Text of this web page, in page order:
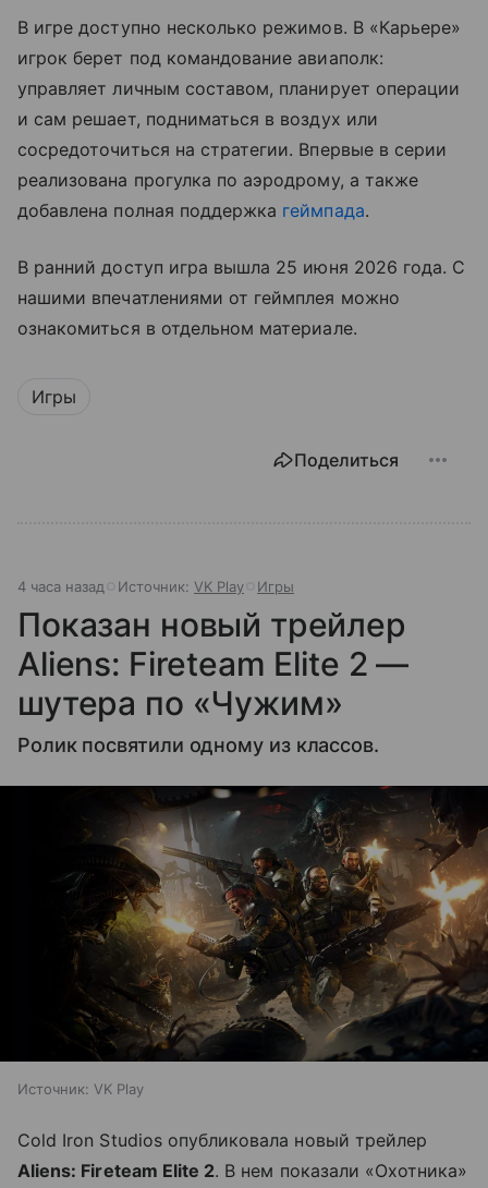
В игре доступно несколько режимов. В «Карьере»
игрок берет под командование авиаполк:
управляет личным составом, планирует операции
и сам решает, подниматься в воздух или
сосредоточиться на стратегии. Впервые в серии
реализована прогулка по аэродрому, а также
добавлена полная поддержка геймпада.
В ранний доступ игра вышла 25 июня 2026 года. С
нашими впечатлениями от геймплея можно
ознакомиться в отдельном материале.
Игры
Поделиться
4 часа назад Источник: VK Play Игры
Показан новый трейлер
Aliens: Fireteam Elite 2 —
шутера по «Чужим»
Ролик посвятили одному из классов.
Источник: VK Play
Cold Iron Studios опубликовала новый трейлер
Aliens: Fireteam Elite 2. В нем показали «Охотника»